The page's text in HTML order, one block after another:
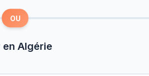
OU
en Algérie